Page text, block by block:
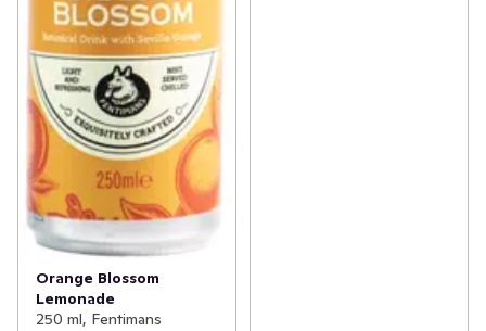
Orange Blossom
Lemonade
250 ml, Fentimans